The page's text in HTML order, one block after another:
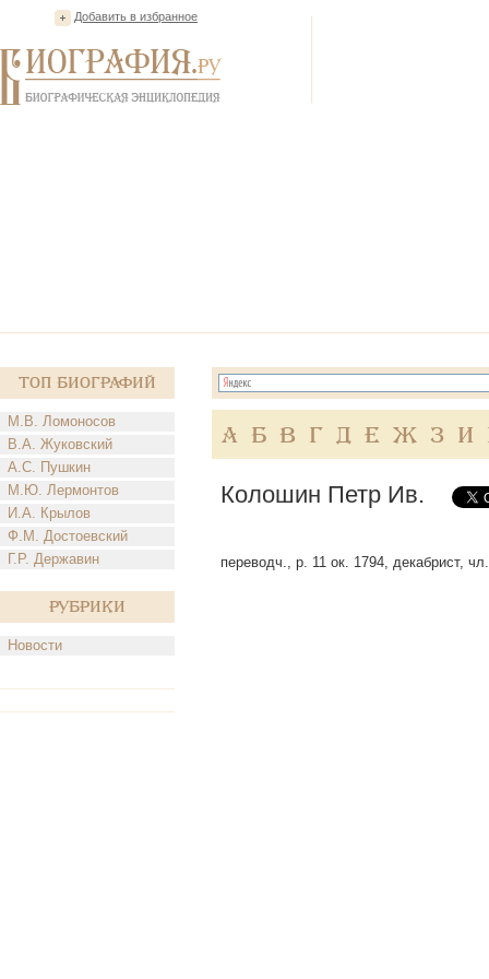
Добавить в избранное
Топ Биографий
М.В. Ломоносов
В.А. Жуковский
А.С. Пушкин
М.Ю. Лермонтов
И.А. Крылов
Ф.М. Достоевский
Г.Р. Державин
Рубрики
Новости
А Б В Г Д Е Ж З И
Колошин Петр Ив.
переводч., р. 11 ок. 1794, декабрист,